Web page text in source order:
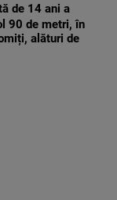
de 14 ani a
90 de metri, în
alături de